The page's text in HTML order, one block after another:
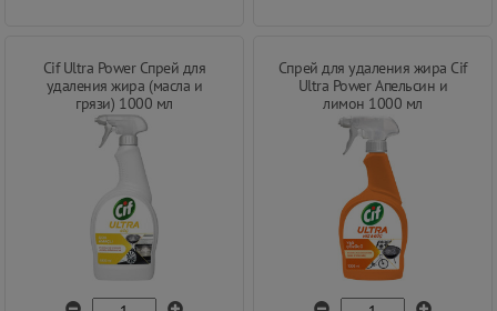
Cif Ultra Power Cпрей для
удаления жира (масла и
грязи) 1000 мл
Cпрей для удаления жира Cif
Ultra Power Апельсин и
лимон 1000 мл